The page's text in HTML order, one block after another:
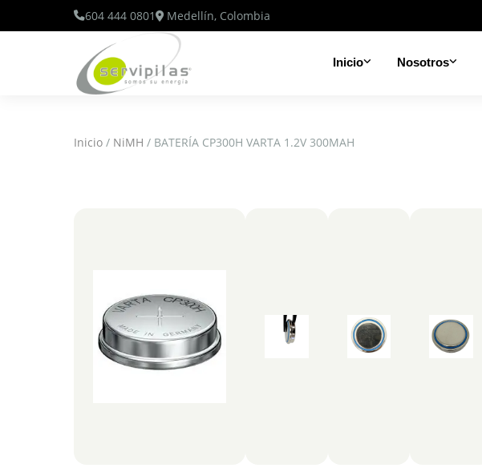
604 444 0801 Medellín, Colombia
Inicio Nosotros
Inicio / NiMH / BATERÍA CP300H VARTA 1.2V 300MAH